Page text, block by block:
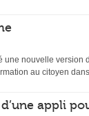
nouvelle version
au citoyen
appli